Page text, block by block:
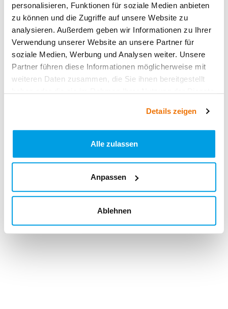
personalisieren, Funktionen für soziale Medien anbieten
zu können und die Zugriffe auf unsere Website zu
analysieren. Außerdem geben wir Informationen zu Ihrer
Verwendung unserer Website an unsere Partner für
soziale Medien, Werbung und Analysen weiter. Unsere
Partner führen diese Informationen möglicherweise mit
weiteren Daten zusammen, die Sie ihnen bereitgestellt
Details zeigen
Alle zulassen
Anpassen
Ablehnen